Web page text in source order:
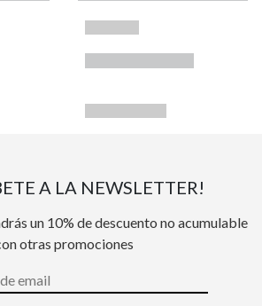
A LA NEWSLETTER!
un 10% de descuento no acumulable
otras promociones